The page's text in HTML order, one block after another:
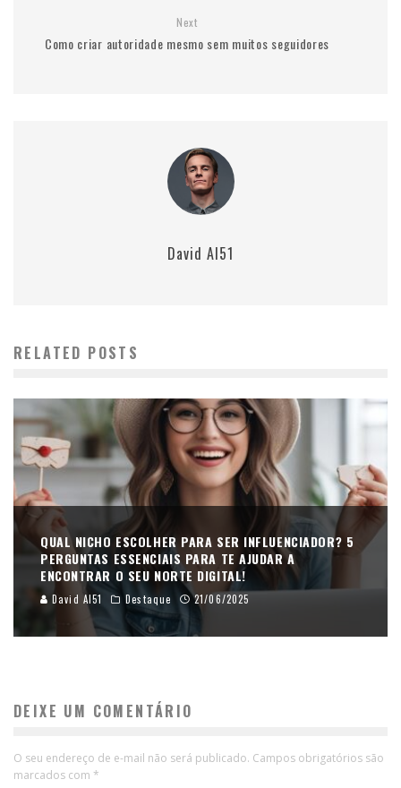
Next
Como criar autoridade mesmo sem muitos seguidores
David AI51
RELATED POSTS
QUAL NICHO ESCOLHER PARA SER INFLUENCIADOR? 5
PERGUNTAS ESSENCIAIS PARA TE AJUDAR A
ENCONTRAR O SEU NORTE DIGITAL!
David AI51 Destaque 21/06/2025
DEIXE UM COMENTÁRIO
O seu endereço de e-mail não será publicado. Campos obrigatórios são
marcados com *